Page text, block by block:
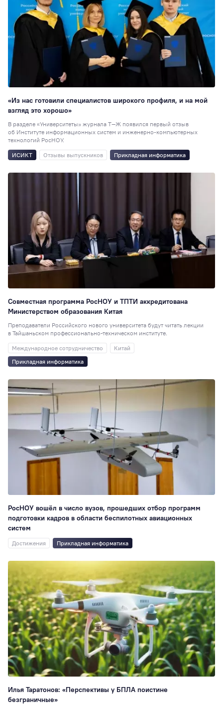
«Из нас готовили специалистов широкого профиля, и на мой
взгляд это хорошо»
В разделе «Университеты» журнала Т—Ж появился первый отзыв
об Институте информационных систем и инженерно-компьютерных
технологий РосНОУ.
ИСИКТ
Отзывы выпускников Прикладная информатика
Совместная программа РосНОУ и ТПТИ аккредитована
Министерством образования Китая
Преподаватели Российского нового университета будут читать лекции
в Тайшаньском профессионально-техническом институте.
Международное сотрудничество
Китай
Прикладная информатика
РосНОУ вошёл в число вузов, прошедших отбор программ
подготовки кадров в области беспилотных авиационных
систем
Достижения Прикладная информатика
Илья Таратонов: «Перспективы у БПЛА поистине
безграничные»